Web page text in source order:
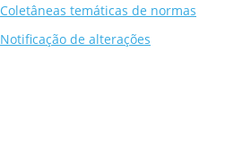
Coletâneas temáticas de normas
Notificação de alterações